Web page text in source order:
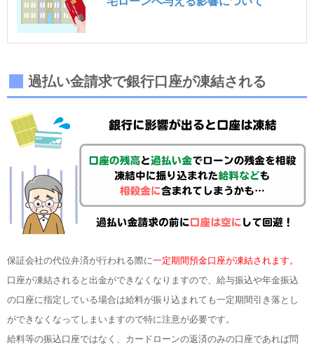
過払い金請求で銀行口座が凍結される
保証会社の代位弁済が行われる際に一定期間預金口座が凍結されます。
口座が凍結されると出金ができなくなりますので、給与振込や年金振込
の口座に指定している場合は給料が振り込まれても一定期間引き落とし
ができなくなってしまいますので特に注意が必要です。
給料等の振込口座ではなく、カードローンの返済のみの口座であれば問